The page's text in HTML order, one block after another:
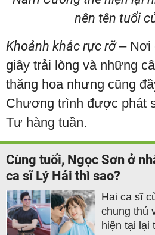
nên tên tuổi
Khoảnh khắc rực rỡ– Nơi
giây trải lòng và những
thăng hoa nhưng cũng
Chương trình được phát
Tư hàng tuần.
Cùng tuổi, Ngọc Sơn ở
ca sĩ Lý Hải thì sao?
Hai ca sĩ
chung thú
hiện tại lại